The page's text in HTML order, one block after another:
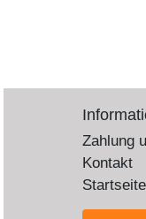
Zahlung
Kontakt
Startseite